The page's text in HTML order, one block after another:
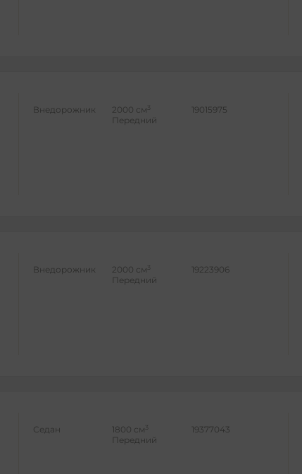
Внедорожник 2000 см 3
Передний
19015975
Внедорожник 2000 см 3
Передний
19223906
Седан 1800 см 3
Передний
19377043